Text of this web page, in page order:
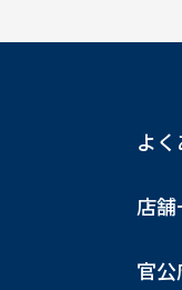
よ
店
官